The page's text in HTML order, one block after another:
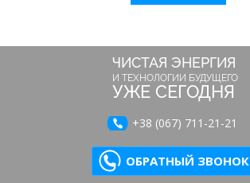
ЧИСТАЯ ЭНЕРГИЯ
И ТЕХНОЛОГИИ БУДУЩЕГО
УЖЕ СЕГОДНЯ
+38 (067) 711-21-21
ОБРАТНЫЙ ЗВОНОК